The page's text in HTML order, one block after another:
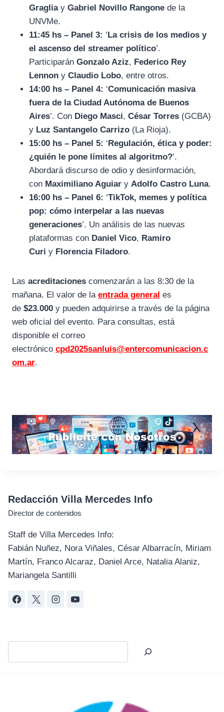
Gragliay Gabriel Novillo Rangone de la
UNVMe.
11:45 hs – Panel 3: ‘La crisis de los medios y
el ascenso del streamer político’.
Participarán Gonzalo Aziz, Federico Rey
Lennon y Claudio Lobo, entre otros.
14:00 hs – Panel 4: ‘Comunicación masiva
fuera de la Ciudad Autónoma de Buenos
Aires’. Con Diego Masci, César Torres (GCBA)
y Luz Santangelo Carrizo (La Rioja).
15:00 hs – Panel 5: ‘Regulación, ética y poder:
¿quién le pone límites al algoritmo?’.
Abordará discurso de odio y desinformación,
con Maximiliano Aguiar y Adolfo Castro Luna.
16:00 hs – Panel 6: ‘TikTok, memes y política
pop: cómo interpelar a las nuevas
generaciones’. Un análisis de las nuevas
plataformas con Daniel Vico, Ramiro
Curi y Florencia Filadoro.
Las acreditaciones comenzarán a las 8:30 de la
mañana. El valor de la entrada general es
de $23.000 y pueden adquirirse a través de la página
web oficial del evento. Para consultas, está
disponible el correo
electrónico cpd2025sanluis@entercomunicacion.c
om.ar.
Redacción Villa Mercedes Info
Director de contenidos
Staff de Villa Mercedes Info:
Fabián Nuñez, Nora Viñales, César Albarracín, Miriam
Martín, Franco Alcaraz, Daniel Arce, Natalia Alaniz,
Mariangela Santilli